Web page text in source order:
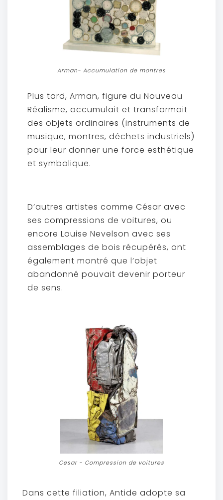
Arman- Accumulation de montres
Plus tard, Arman, figure du Nouveau
Réalisme, accumulait et transformait
des objets ordinaires (instruments de
musique, montres, déchets industriels)
pour leur donner une force esthétique
et symbolique.
D’autres artistes comme César avec
ses compressions de voitures, ou
encore Louise Nevelson avec ses
assemblages de bois récupérés, ont
également montré que l’objet
abandonné pouvait devenir porteur
de sens.
Cesar - Compression de voitures
Dans cette filiation, Antide adopte sa